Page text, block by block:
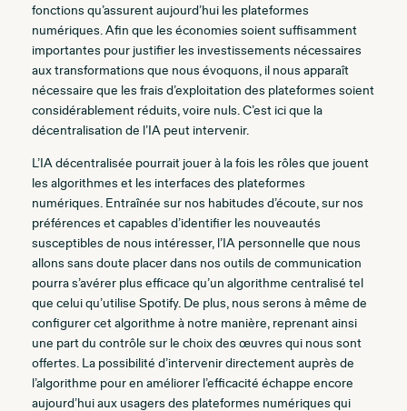
fonctions qu’assurent aujourd’hui les plateformes
numériques. Afin que les économies soient suffisamment
importantes pour justifier les investissements nécessaires
aux transformations que nous évoquons, il nous apparaît
nécessaire que les frais d’exploitation des plateformes soient
considérablement réduits, voire nuls. C’est ici que la
décentralisation de l’IA peut intervenir.
L’IA décentralisée pourrait jouer à la fois les rôles que jouent
les algorithmes et les interfaces des plateformes
numériques. Entraînée sur nos habitudes d’écoute, sur nos
préférences et capables d’identifier les nouveautés
susceptibles de nous intéresser, l’IA personnelle que nous
allons sans doute placer dans nos outils de communication
pourra s’avérer plus efficace qu’un algorithme centralisé tel
que celui qu’utilise Spotify. De plus, nous serons à même de
configurer cet algorithme à notre manière, reprenant ainsi
une part du contrôle sur le choix des œuvres qui nous sont
offertes. La possibilité d’intervenir directement auprès de
l’algorithme pour en améliorer l’efficacité échappe encore
aujourd’hui aux usagers des plateformes numériques qui